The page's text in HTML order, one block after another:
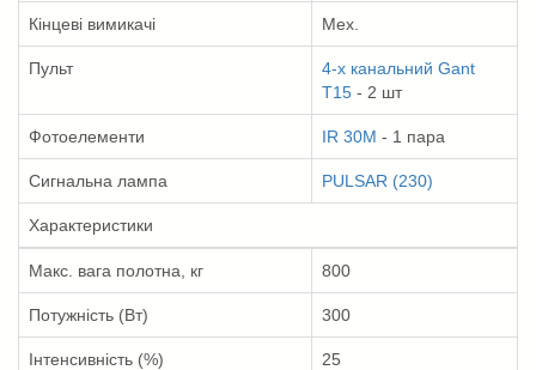
Кінцеві вимикачі Мех.
Пульт
4-х канальний Gant
T15 - 2 шт
Фотоелементи IR 30M - 1 пара
Сигнальна лампа PULSAR (230)
Характеристики
Макс. вага полотна, кг 800
Потужність (Вт) 300
Інтенсивність (%) 25